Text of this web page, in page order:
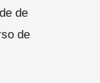
de
de